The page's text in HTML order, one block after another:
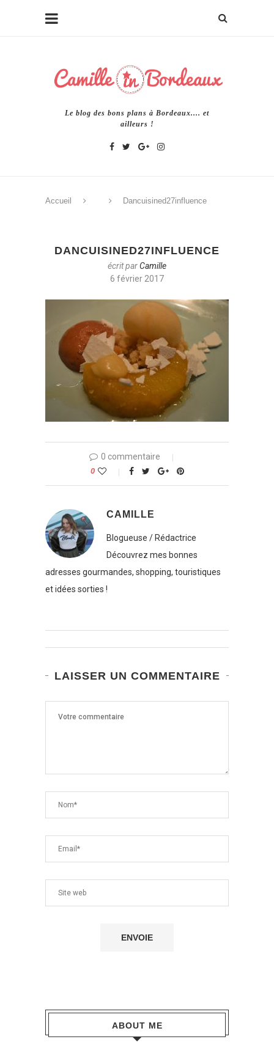
Le blog des bons plans à Bordeaux.... et
ailleurs !
Accueil Dancuisined27influence
DANCUISINED27INFLUENCE
écrit parCamille
6 février 2017
0 commentaire
0
CAMILLE
Blogueuse / Rédactrice
Découvrez mes bonnes
adresses gourmandes, shopping, touristiques
et idées sorties !
LAISSER UN COMMENTAIRE
ABOUT ME